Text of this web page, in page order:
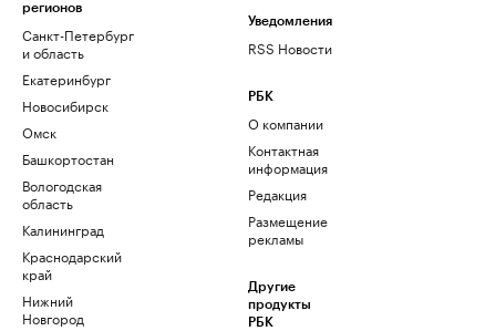
регионов
Санкт-Петербург
и область
Екатеринбург
Новосибирск
Омск
Башкортостан
Вологодская
область
Калининград
Краснодарский
край
Нижний
Новгород
Уведомления
RSS Новости
РБК
О компании
Контактная
информация
Редакция
Размещение
рекламы
Другие
продукты
РБК